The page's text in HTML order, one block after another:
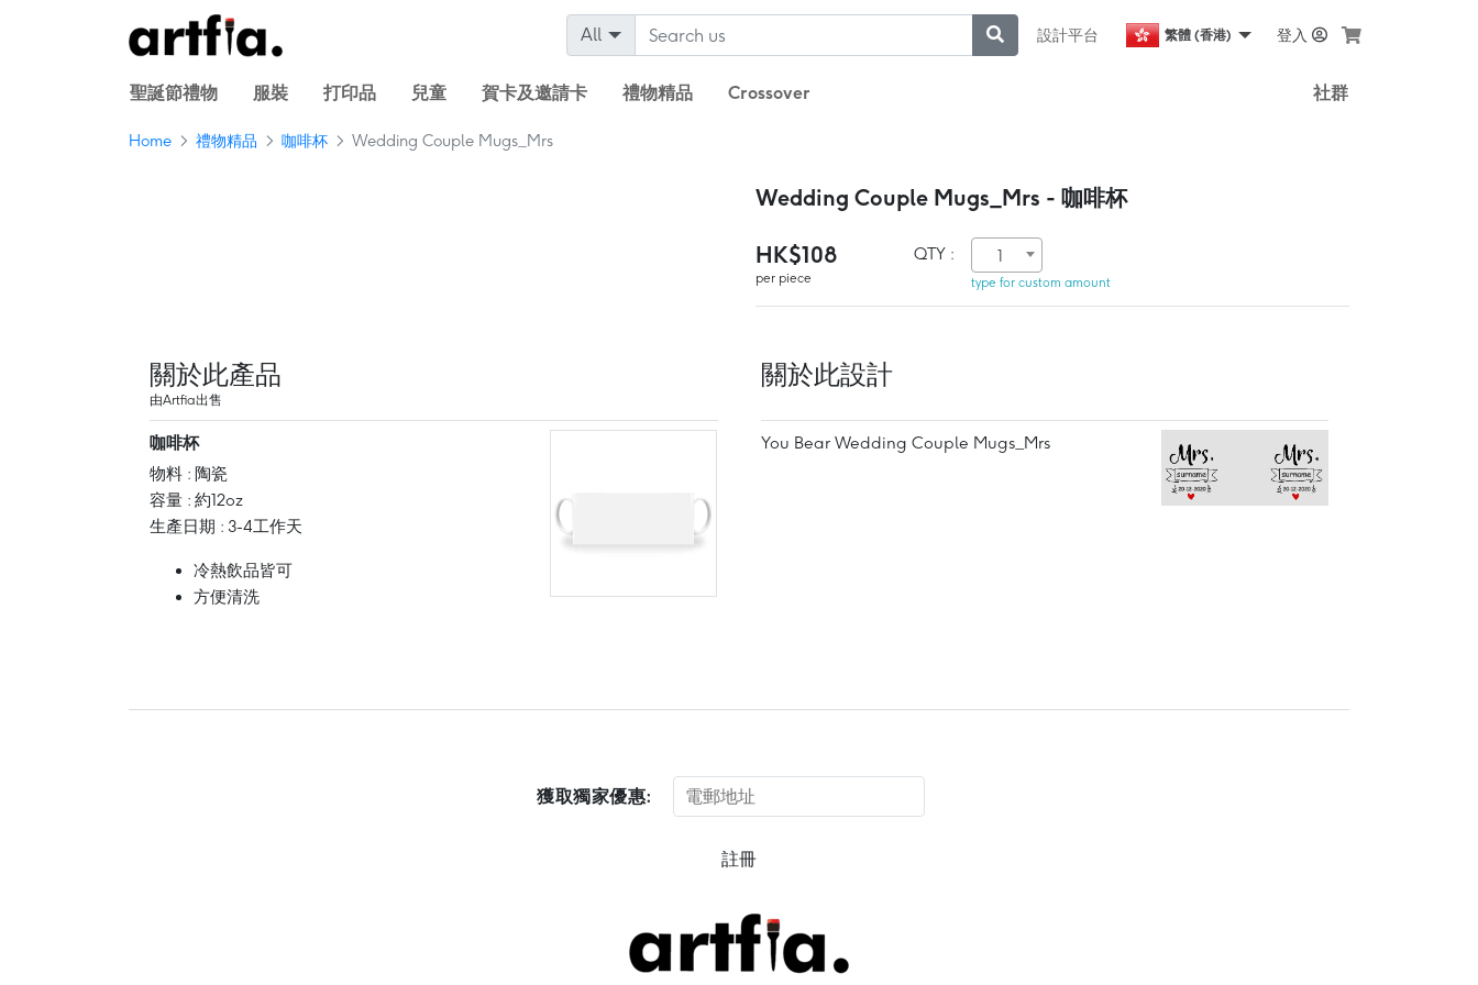
All 設計平台 繁體 (香港) 登入
聖誕節禮物 服裝 打印品 兒童 賀卡及邀請卡 禮物精品 Crossover 社群
Home 禮物精品 咖啡杯 Wedding Couple Mugs_Mrs
Wedding Couple Mugs_Mrs - 咖啡杯
HK$108
per piece
QTY : 1
type for custom amount
關於此產品
由Artfia出售
咖啡杯
物料 : 陶瓷
容量 : 約12oz
生產日期 : 3-4工作天
冷熱飲品皆可
方便清洗
關於此設計
You Bear Wedding Couple Mugs_Mrs
獲取獨家優惠:
註冊